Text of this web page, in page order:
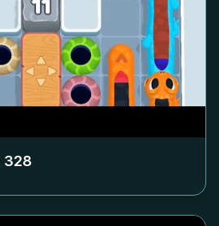
328